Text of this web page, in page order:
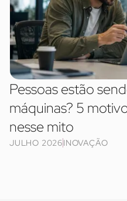
Pessoas estão
máquinas? 5
nesse mito
JULHO 2026INOVAÇÃO